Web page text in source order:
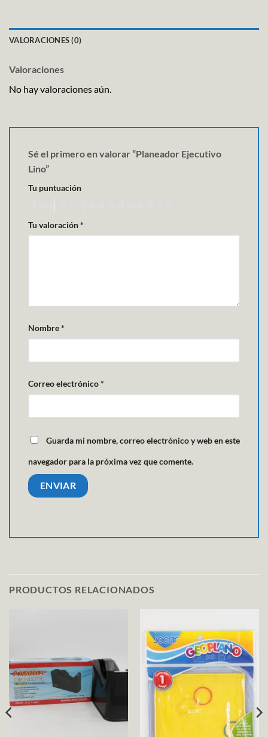
VALORACIONES (0)
Valoraciones
No hay valoraciones aún.
Sé el primero en valorar “Planeador Ejecutivo
Lino”
Tu puntuación
Tu valoración*
Nombre*
Correo electrónico*
Guarda mi nombre, correo electrónico y web en este
navegador para la próxima vez que comente.
PRODUCTOS RELACIONADOS